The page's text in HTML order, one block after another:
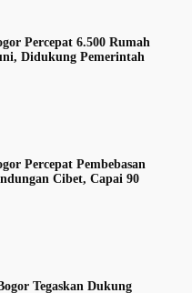
Percepat 6.500 Rumah
Didukung Pemerintah
Percepat Pembebasan
Cibet, Capai 90
Tegaskan Dukung